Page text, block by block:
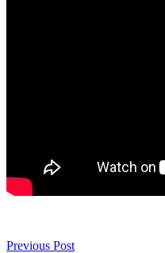
Previous Post